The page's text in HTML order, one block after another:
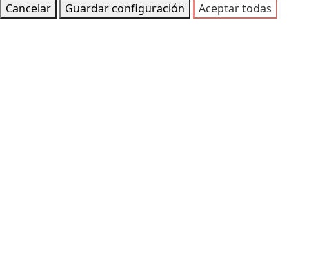
Cancelar
Guardar configuración Aceptar todas